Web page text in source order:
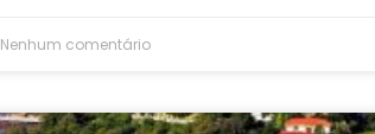
Nenhum comentário